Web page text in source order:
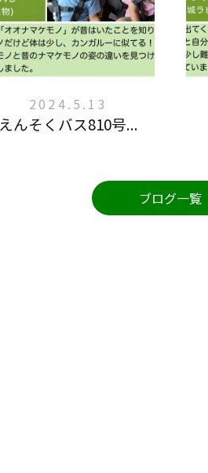
2024.5.13
えんそくバス810号...
ブログ一覧